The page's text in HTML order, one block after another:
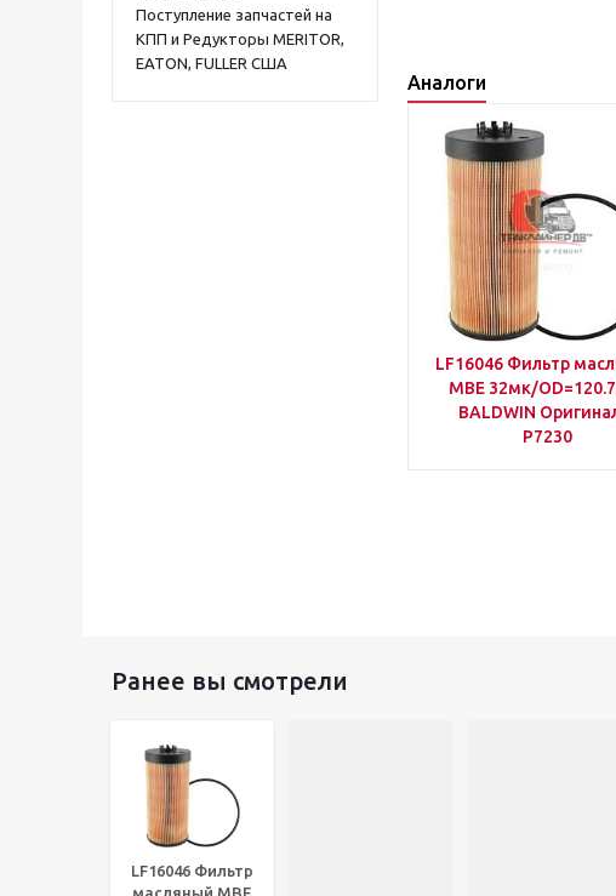
Поступление запчастей на
КПП и Редукторы MERITOR,
EATON, FULLER США
Аналоги
LF16046 Фильтр
MBE 32мк/
BALDWIN
P7230
Ранее вы смотрели
LF16046 Фильтр
масляный MBE